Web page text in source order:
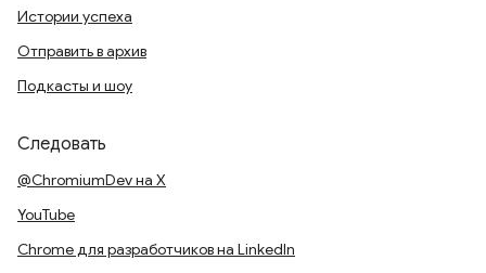
Истории успеха
Отправить в архив
Подкасты и шоу
Следовать
@ChromiumDev на X
YouTube
Chrome для разработчиков на LinkedIn